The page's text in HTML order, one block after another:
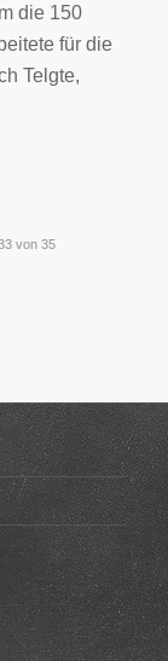
die 150
für die
Telgte,
von 35